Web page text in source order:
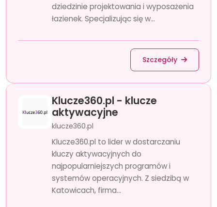
dziedzinie projektowania i wyposażenia
łazienek. Specjalizując się w...
Szczegóły
Klucze360.pl - klucze
aktywacyjne
klucze360.pl
Klucze360.pl to lider w dostarczaniu
kluczy aktywacyjnych do
najpopularniejszych programów i
systemów operacyjnych. Z siedzibą w
Katowicach, firma...